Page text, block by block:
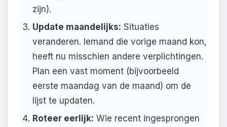
zijn).
Update maandelijks: Situaties
veranderen. Iemand die vorige maand kon,
heeft nu misschien andere verplichtingen.
Plan een vast moment (bijvoorbeeld
eerste maandag van de maand) om de
lijst te updaten.
Roteer eerlijk: Wie recent ingesprongen